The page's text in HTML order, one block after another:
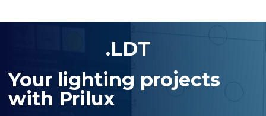
.LDT
Your lighting projects
with Prilux